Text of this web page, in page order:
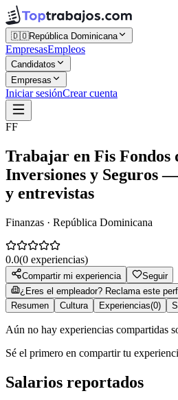
🇩🇴República Dominicana
EmpresasEmpleos
Candidatos
Empresas
Iniciar sesiónCrear cuenta
FF
Trabajar en Fis Fondos
Inversiones y Seguros—
y entrevistas
Finanzas · República Dominicana
0.0(0 experiencias)
Compartir mi experiencia
Seguir
¿Eres el empleador? Reclama este
Resumen
Cultura Experiencias(0)
Aún no hay experiencias compartidas
Sé el primero en compartir tu
Salarios reportados